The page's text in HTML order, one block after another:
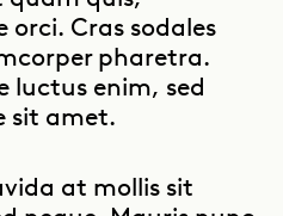
orci. Cras sodales
pharetra.
luctus enim, sed
sit amet.
at mollis sit